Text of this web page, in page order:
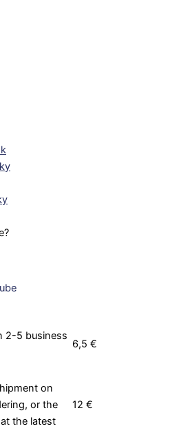
2-5 business
6,5 €
on
or the
the latest
12 €